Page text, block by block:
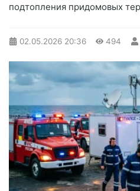
подтопления придомовых
02.05.2026 20:36 494